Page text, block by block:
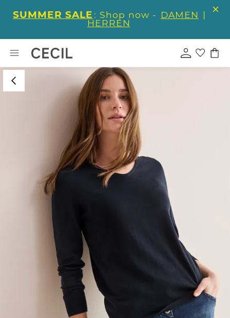
SUMMER SALE : Shop now - DAMEN |
HERREN